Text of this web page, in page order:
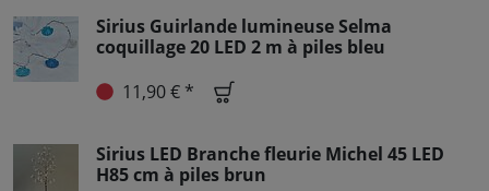
Sirius Guirlande lumineuse Selma
coquillage 20 LED 2 m à piles bleu
11,90 € *
Sirius LED Branche fleurie Michel 45 LED
H85 cm à piles brun